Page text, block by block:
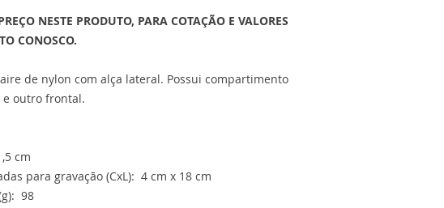
NESTE PRODUTO, PARA COTAÇÃO E VALORES
CONOSCO.
de nylon com alça lateral. Possui compartimento
outro frontal.
cm
para gravação (CxL): 4 cm x 18 cm
98